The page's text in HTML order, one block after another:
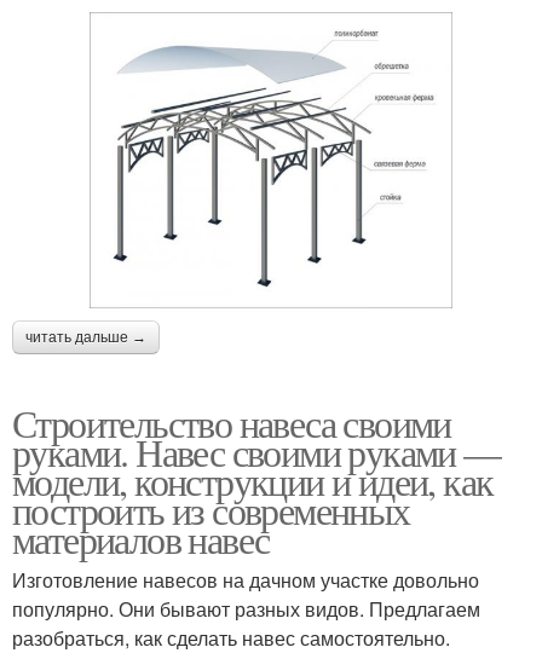
читать дальше →
Строительство навеса своими
руками. Навес своими руками —
модели, конструкции и идеи, как
построить из современных
материалов навес
Изготовление навесов на дачном участке довольно
популярно. Они бывают разных видов. Предлагаем
разобраться, как сделать навес самостоятельно.